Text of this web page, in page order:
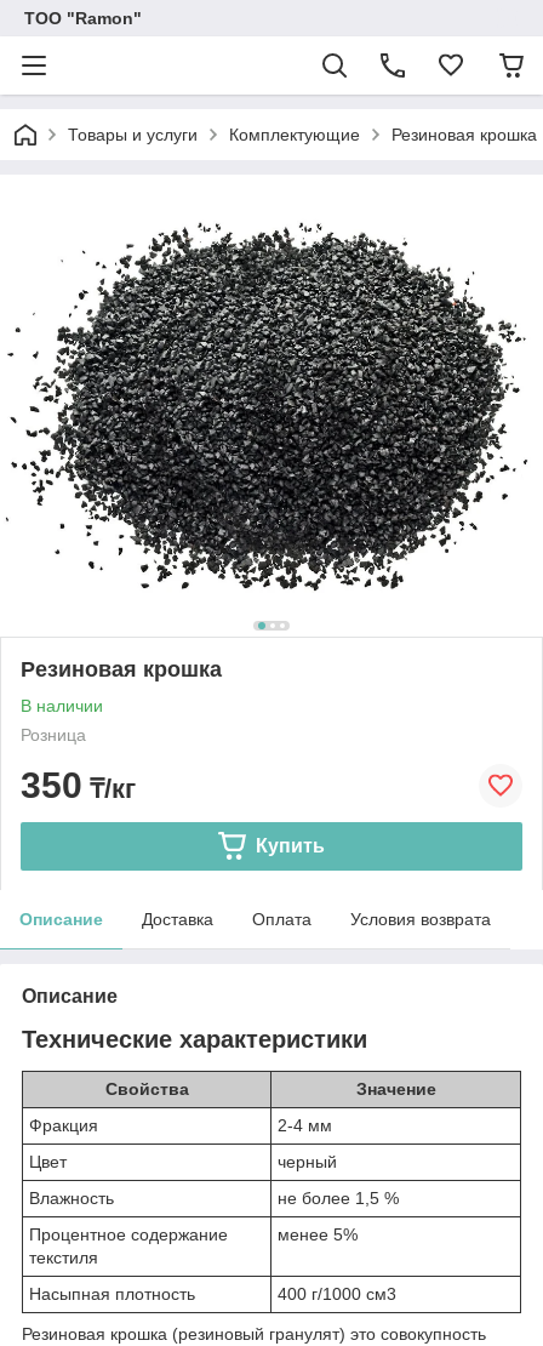
ТОО "Ramon"
Товары и услуги Комплектующие Резиновая крошка
Резиновая крошка
В наличии
Розница
350 ₸/кг
Купить
Описание Доставка Оплата Условия возврата
Описание
Технические характеристики
Свойства
Значение
Фракция
2-4 мм
Цвет
черный
Влажность
не более 1,5 %
Процентное содержание
текстиля
менее 5%
Насыпная плотность 400 г/1000 см3
Резиновая крошка (резиновый гранулят) это совокупность